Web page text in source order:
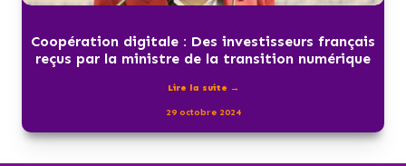
Coopération digitale : Des investisseurs français
reçus par la ministre de la transition numérique
Lire la suite →
29 octobre 2024